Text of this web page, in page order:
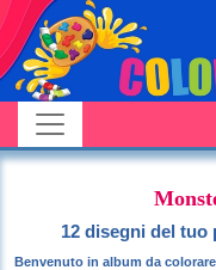
12 disegni del tuo
Benvenuto in album da